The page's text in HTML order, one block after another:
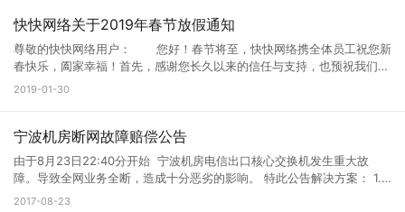
3389）连接到目标系统并发送特制请求时，可以在目标系统上执行任意
命令。甚至传播恶意蠕虫，感染内网其他机器。类似于2017年爆发的
WannaCry等恶意勒索软件病毒。 影响版本： Windows 7 Windows
Server 2008 R2 Windows Server 2008 Windows 2003 Windows XP
安全建议： 1、针对Windows 7、Windows Server 2008和Windows
Server 2008 R2的用户，及时安装官方安全补丁： 2008补丁下载地
址：http://s.kk30.com/windows6.1-kb4499175-x64.msu 官方补丁下
载地址：https://portal.msrc.microsoft.com/en-US/security-
guidance/advisory/CVE-2019-0708 2、针对Windows 2003及
Windows XP的用户，及时更新系统版本或安装官方补丁： 2003 32位
操作系统：http://s.kk30.com/windowsserver2003-kb4500331-
快快网络关于2019年春节放假通知
尊敬的快快网络用户： 您好！春节将至，快快网络携全体员工祝您新
春快乐，阖家幸福！首先，感谢您长久以来的信任与支持，也预祝我们
2019年继续合作顺利！！ 快快春节放假时间为： 2019年2
时在线（急事可电话销售）不会影响用户的正常业务上架，售后处理等服
务！ 如果您在节日期间有到期的服务，为了不影响您的正常业务使
用，请联系销售提前续费，确保节日期间服务不会中断，由此给您带来的
不便，深表歉意。 假期期间如需其它帮助或疑问请随时联系我司24小
时服务热线： 24小时网维QQ：800088387 24小时电话：
2019-01-30
宁波机房断网故障赔偿公告
由于8月23日22:40分开始 宁波机房电信出口核心交换机发生重大故
障。导致全网业务全断，造成十分恶劣的影响。 特此公告解决方案： 1.
所有宁波机器赔偿7天使用时间。 2.宁波机器允许补退差价更换到其他任
2017-08-23